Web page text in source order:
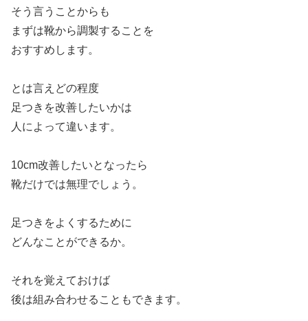
そう言うことからも
まずは靴から調製することを
おすすめします。
とは言えどの程度
足つきを改善したいかは
人によって違います。
10cm改善したいとなったら
靴だけでは無理でしょう。
足つきをよくするために
どんなことができるか。
それを覚えておけば
後は組み合わせることもできます。